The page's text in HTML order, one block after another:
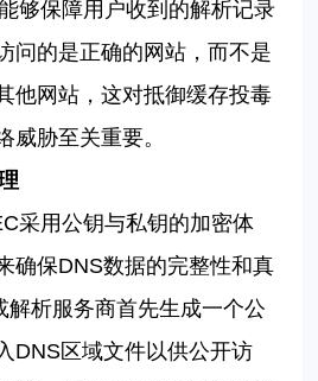
够保障用户收到的解析记录
问的是正确的网站，而不是
他网站，这对抵御缓存投毒
威胁至关重要。
采用公钥与私钥的加密体
确保DNS数据的完整性和真
解析服务商首先生成一个公
DNS区域文件以供公开访